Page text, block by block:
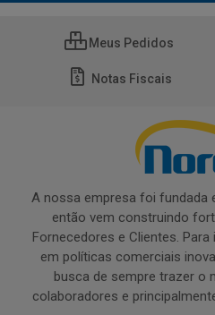
Meus Pedidos
Notas Fiscais
A nossa empresa foi fundada
então vem construindo
Fornecedores e Clientes.
em políticas comerciais
busca de sempre trazer o
colaboradores e